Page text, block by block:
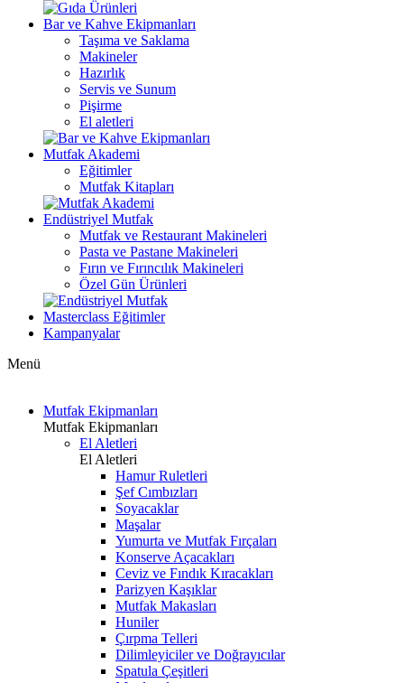
Bar ve Kahve Ekipmanları
Taşıma ve Saklama
Makineler
Hazırlık
Servis ve Sunum
Pişirme
El aletleri
Mutfak Akademi
Eğitimler
Mutfak Kitapları
Endüstriyel Mutfak
Mutfak ve Restaurant Makineleri
Pasta ve Pastane Makineleri
Fırın ve Fırıncılık Makineleri
Özel Gün Ürünleri
Masterclass Eğitimler
Kampanyalar
Menü
Mutfak Ekipmanları
Mutfak Ekipmanları
El Aletleri
El Aletleri
Hamur Ruletleri
Şef Cımbızları
Soyacaklar
Maşalar
Yumurta ve Mutfak Fırçaları
Konserve Açacakları
Ceviz ve Fındık Kıracakları
Parizyen Kaşıklar
Mutfak Makasları
Huniler
Çırpma Telleri
Dilimleyiciler ve Doğrayıcılar
Spatula Çeşitleri